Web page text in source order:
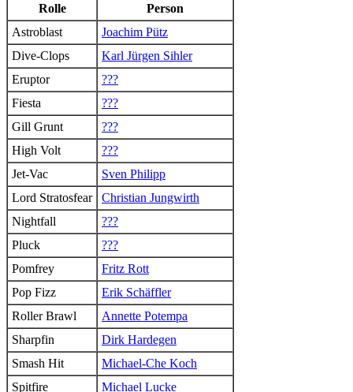
Rolle
Person
Astroblast
Joachim Pütz
Dive-Clops
Karl Jürgen Sihler
Eruptor
???
Fiesta
???
Gill Grunt
???
High Volt
???
Jet-Vac
Sven Philipp
Lord Stratosfear
Christian Jungwirth
Nightfall
???
Pluck
???
Pomfrey
Fritz Rott
Pop Fizz
Erik Schäffler
Roller Brawl
Annette Potempa
Sharpfin
Dirk Hardegen
Smash Hit
Michael-Che Koch
Spitfire
Michael Lucke